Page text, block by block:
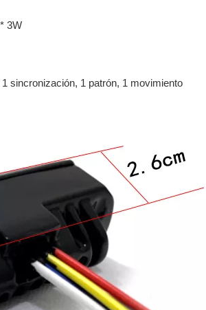
3W
sincronización, 1 patrón, 1 movimiento